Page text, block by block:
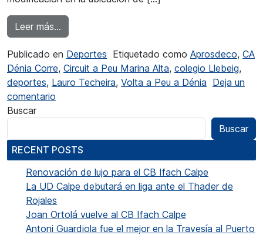
Leer más…
Publicado en Deportes Etiquetado como Aprosdeco, CA
Dénia Corre, Circuit a Peu Marina Alta, colegio Llebeig,
deportes, Lauro Techeira, Volta a Peu a Dénia Deja un
comentario
Buscar
Buscar
RECENT POSTS
Renovación de lujo para el CB Ifach Calpe
La UD Calpe debutará en liga ante el Thader de
Rojales
Joan Ortolá vuelve al CB Ifach Calpe
Antoni Guardiola fue el mejor en la Travesía al Puerto